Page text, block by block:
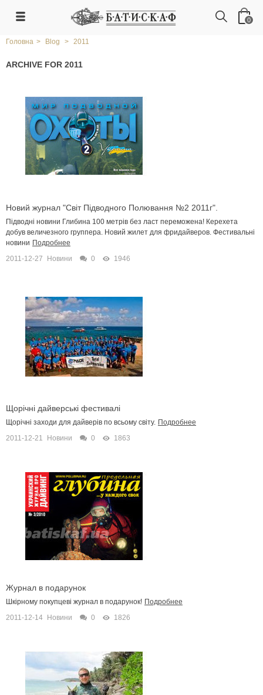
0
Головна > Blog > 2011
ARCHIVE FOR 2011
Новий журнал "Світ Підводного Полювання №2 2011г".
Підводні новини Глибина 100 метрів без ласт переможена! Керехета
добув величезного группера. Новий жилет для фридайверов. Фестивальні
новини Подробнее
2011-12-27
Новини 0 1946
Щорічні дайверські фестивалі
Щорічні заходи для дайверів по всьому світу. Подробнее
2011-12-21
Новини 0 1863
Журнал в подарунок
Шкірному покупцеві журнал в подарунок! Подробнее
2011-12-14
Новини 0 1826